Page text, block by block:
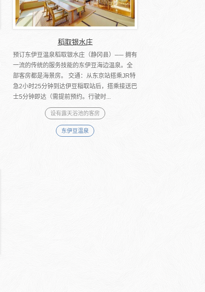
稻取银水庄
预订东伊豆温泉稻取银水庄（静冈县）── 拥有
一流的传统的服务技能的东伊豆海边温泉。全
部客房都是海景房。 交通：从东京站搭乘JR特
急2小时25分钟到达伊豆稲取站后，搭乘接送巴
士5分钟即达（需提前预约。行驶时...
设有露天浴池的客房
东伊豆温泉